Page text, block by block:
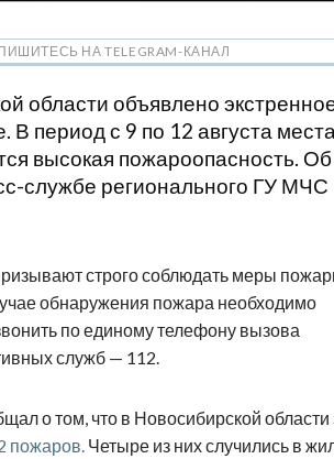
НА TELEGRAM-КАНАЛ
области объявлено
В период с 9 по 12 августа
высокая пожароопасность.
службе регионального ГУ МЧС
строго соблюдать меры
обнаружения пожара необходимо
по единому телефону вызова
служб — 112.
о том, что в Новосибирской области
пожаров. Четыре из них случились в